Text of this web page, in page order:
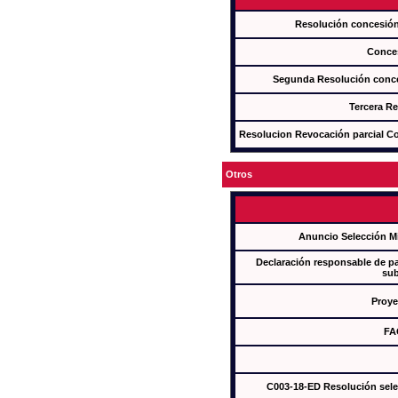
Resolución
Segunda Resolución
Tercera
Resolucion Revocación parcial
Otros
Anuncio Selección
Declaración responsable de
C003-18-ED Resolución